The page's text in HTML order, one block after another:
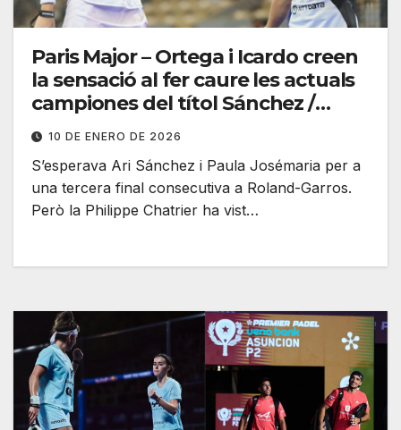
Paris Major – Ortega i Icardo creen
la sensació al fer caure les actuals
campiones del títol Sánchez /
Josémaria
10 DE ENERO DE 2026
S’esperava Ari Sánchez i Paula Josémaria per a
una tercera final consecutiva a Roland-Garros.
Però la Philippe Chatrier ha vist…